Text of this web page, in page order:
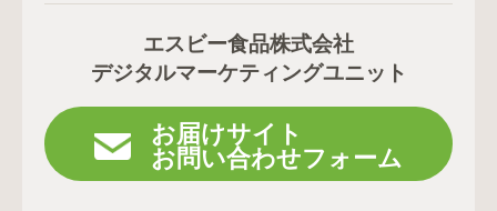
エスビー食品株式会社
デジタルマーケティングユニット
お届けサイト
お問い合わせフォーム